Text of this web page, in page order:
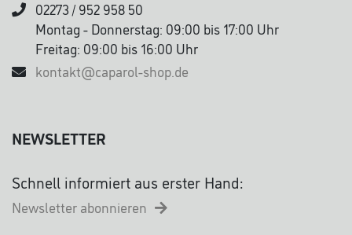
02273 / 952 958 50
Montag - Donnerstag: 09:00 bis 17:00 Uhr
Freitag: 09:00 bis 16:00 Uhr
kontakt@caparol-shop.de
NEWSLETTER
Schnell informiert aus erster Hand:
Newsletter abonnieren